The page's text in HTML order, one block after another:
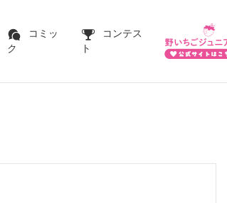
コミッ
ク
コンテス
ト